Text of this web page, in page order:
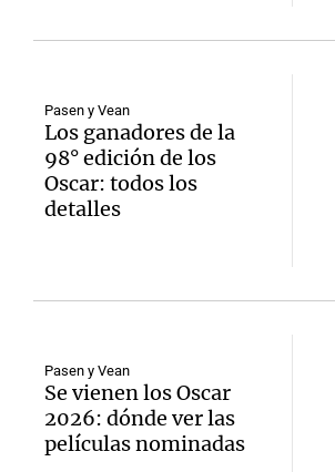
Pasen y Vean
Los ganadores de la
98° edición de los
Oscar: todos los
detalles
Pasen y Vean
Se vienen los Oscar
2026: dónde ver las
películas nominadas